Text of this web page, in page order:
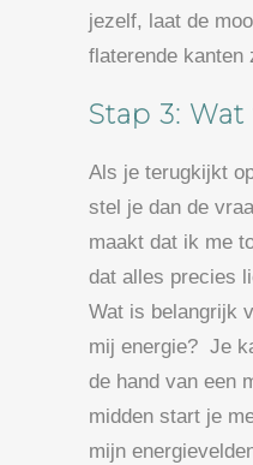
jezelf, laat de
flaterende kanten
Stap 3: Wat
Als je terugkijkt
stel je dan de
maakt dat ik me
dat alles precies
Wat is belangrijk
mij energie? Je
de hand van een
midden start je
mijn